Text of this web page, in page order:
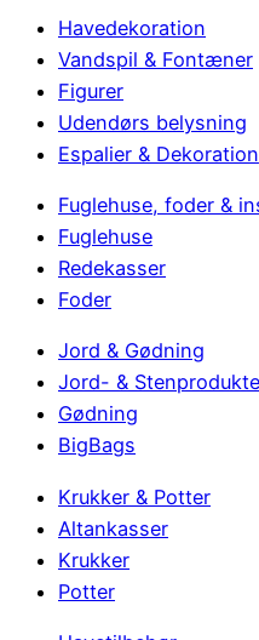
Havedekoration
Vandspil & Fontæner
Figurer
Udendørs belysning
Espalier & Dekoration
Fuglehuse, foder &
Fuglehuse
Redekasser
Foder
Jord & Gødning
Jord- &
Gødning
BigBags
Krukker & Potter
Altankasser
Krukker
Potter